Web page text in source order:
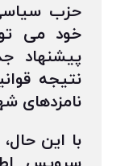
حزب
خود می
پیشنهاد
نتیجه
نامزدهای
با این